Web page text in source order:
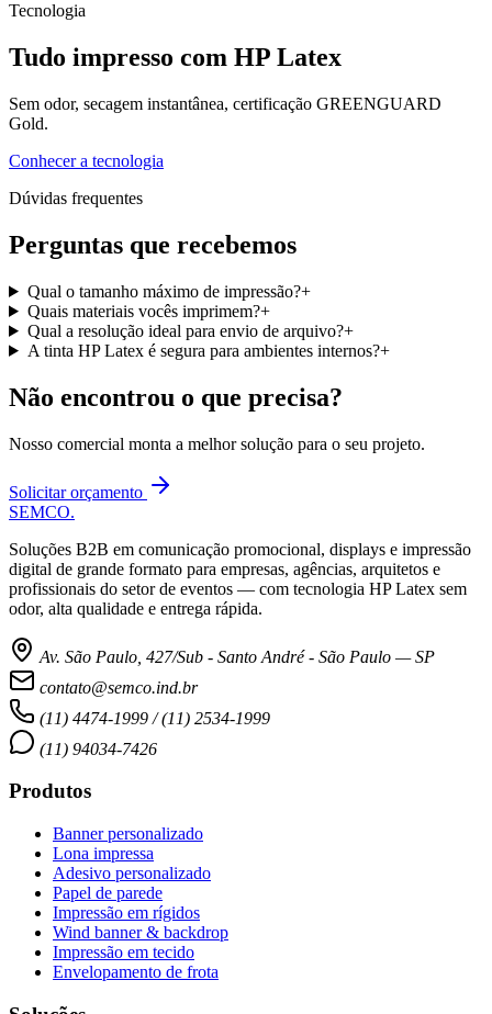
Tecnologia
Tudo impresso com HP Latex
Sem odor, secagem instantânea, certificação GREENGUARD
Gold.
Conhecer a tecnologia
Dúvidas frequentes
Perguntas que recebemos
Qual o tamanho máximo de impressão?+
Quais materiais vocês imprimem?+
Qual a resolução ideal para envio de arquivo?+
A tinta HP Latex é segura para ambientes internos?+
Não encontrou o que precisa?
Nosso comercial monta a melhor solução para o seu projeto.
Solicitar orçamento
SEMCO.
Soluções B2B em comunicação promocional, displays e impressão
digital de grande formato para empresas, agências, arquitetos e
profissionais do setor de eventos — com tecnologia HP Latex sem
odor, alta qualidade e entrega rápida.
Av. São Paulo, 427/Sub - Santo André - São Paulo — SP
contato@semco.ind.br
(11) 4474-1999 / (11) 2534-1999
(11) 94034-7426
Produtos
Banner personalizado
Lona impressa
Adesivo personalizado
Papel de parede
Impressão em rígidos
Wind banner & backdrop
Impressão em tecido
Envelopamento de frota